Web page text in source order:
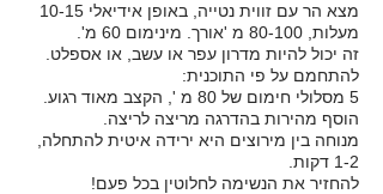
מצא הר עם זווית נטייה, באופן אידיאלי 10-15
מעלות, 80-100 מ 'אורך. מינימום 60 מ'.
זה יכול להיות מדרון עפר או עשב, או אספלט.
להתחמם על פי התוכנית:
5 מסלולי חימום של 80 מ ', הקצב מאוד רגוע.
הוסף מהירות בהדרגה מריצה לריצה.
מנוחה בין מירוצים היא ירידה איטית להתחלה,
1-2 דקות.
להחזיר את הנשימה לחלוטין בכל פעם!